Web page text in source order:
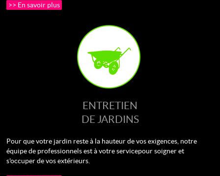
>> En savoir plus
ENTRETIEN
DE JARDINS
Pour que votre jardin reste à la hauteur de vos exigences, notre
équipe de professionnels est à votre service pour soigner et
s'occuper de vos extérieurs.